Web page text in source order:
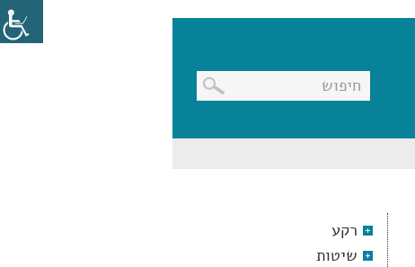
רקע
שיטות